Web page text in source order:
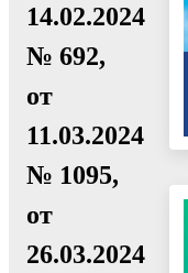
14.02.2024
№ 692,
от
11.03.2024
№ 1095,
от
26.03.2024